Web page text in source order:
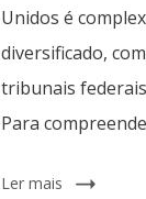
Unidos é
diversificado,
tribunais
Para
Ler mais